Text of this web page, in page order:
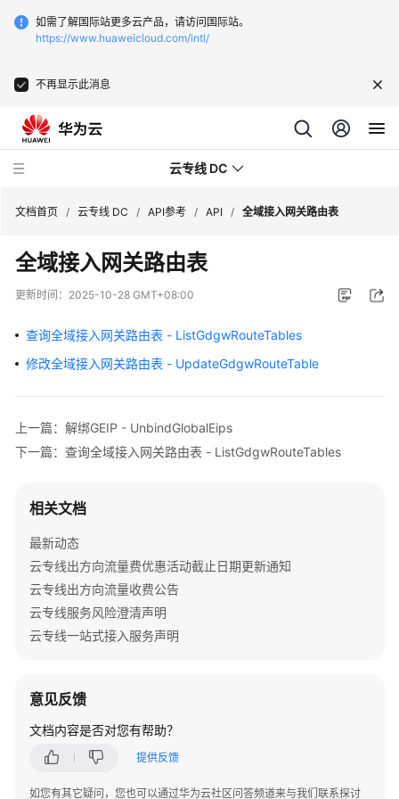
如需了解国际站更多云产品，请访问国际站。
https://www.huaweicloud.com/intl/
不再显示此消息
云专线 DC
最
新
态
服
告
介
计
费
说
入
门
户
文档首页 / 云专线 DC / API参考 / API / 全域接入网关路由表
全域接入网关路由表
更新时间： 2025-10-28 GMT+08:00
查询全域接入网关路由表 - ListGdgwRouteTables
修改全域接入网关路由表 - UpdateGdgwRouteTable
上一篇：解绑GEIP - UnbindGlobalEips
下一篇：查询全域接入网关路由表 - ListGdgwRouteTables
相关文档
最新动态
云专线出方向流量费优惠活动截止日期更新通知
云专线出方向流量收费公告
云专线服务风险澄清声明
云专线一站式接入服务声明
意见反馈
文档内容是否对您有帮助？
提供反馈
如您有其它疑问，您也可以通过华为云社区问答频道来与我们联系探讨